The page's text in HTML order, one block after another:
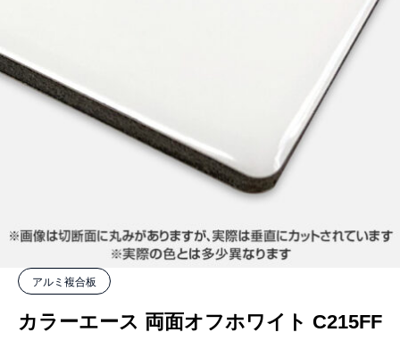
アルミ複合板
カラーエース 両面オフホワイト C215FF